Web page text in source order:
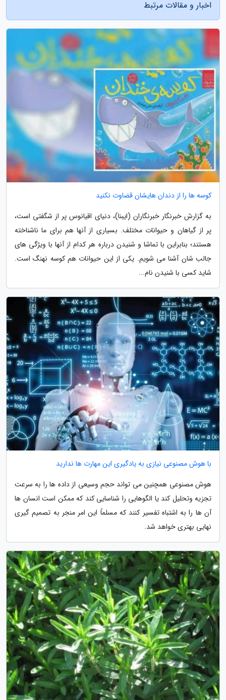
اخبار و مقالات مرتبط
کوسه ها را از دندان هایشان قضاوت نکنید
به گزارش خبرنگار خبرنگاران (ایبنا)، دنیای اقیانوس پر از شگفتی است،
پر از گیاهان و حیوانات مختلف. بسیاری از آنها هم برای ما ناشناخته
هستند؛ بنابراین با تماشا و شنیدن درباره هر کدام از آنها با ویژگی های
جالب شان آشنا می شویم. یکی از این حیوانات هم کوسه نهنگ است.
شاید کسی با شنیدن نام...
با هوش مصنوعی نیازی به یادگیری این مهارت ها ندارید
هوش مصنوعی همچنین می تواند حجم وسیعی از داده ها را به سرعت
تجزیه وتحلیل کند یا الگوهایی را شناسایی کند که ممکن است انسان ها
آن ها را به اشتباه تفسیر کنند که مسلماً این امر منجر به تصمیم گیری
نهایی بهتری خواهد شد.